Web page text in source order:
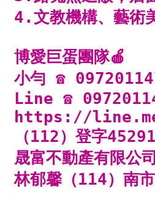
台南市
高雄市
澎湖縣
屏東縣
台東縣
花蓮縣
金門連江
60~70 坪
80坪以上
~
樓層
不拘
1樓